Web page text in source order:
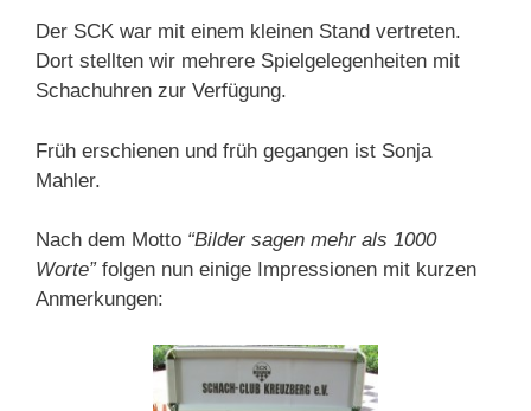
Der SCK war mit einem kleinen Stand vertreten.
Dort stellten wir mehrere Spielgelegenheiten mit
Schachuhren zur Verfügung.
Früh erschienen und früh gegangen ist Sonja
Mahler.
Nach dem Motto “Bilder sagen mehr als 1000
Worte”folgen nun einige Impressionen mit kurzen
Anmerkungen: